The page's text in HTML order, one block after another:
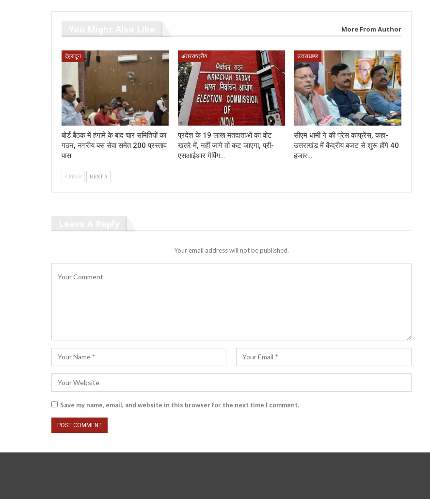
More From Author
देहरादून
बोर्ड बैठक में हंगामे के बाद चार समितियों का
गठन, नगरीय बस सेवा समेत 200 प्रस्ताव
पास
अंतरराष्ट्रीय
प्रदेश के 19 लाख मतदाताओं का वोट
खतरे में, नहीं जागे तो कट जाएगा, प्री-
एसआईआर मैपिंग…
उत्तराखण्ड
सीएम धामी ने की प्रेस कांफ्रेंस, कहा-
उत्तराखंड में केंद्रीय बजट से शुरू होंगे 40
हजार…
PREV NEXT
Your email address will not be published.
Save my name, email, and website in this browser for the next time I comment.